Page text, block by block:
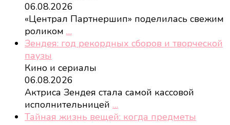
06.08.2026
«Централ Партнершип» поделилась свежим
роликом …
Зендея: год рекордных сборов и творческой
паузы
Кино и сериалы
06.08.2026
Актриса Зендея стала самой кассовой
исполнительницей …
Тайная жизнь вещей: когда предметы